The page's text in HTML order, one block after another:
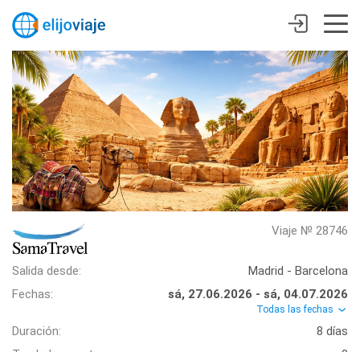
Viaje № 28746
Salida desde:
Madrid - Barcelona
Fechas:
sá, 27.06.2026 - sá, 04.07.2026
Todas las fechas
Duración:
8 días